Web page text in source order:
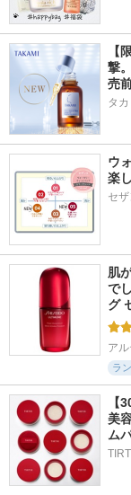
【
撃
売
タカ
ウ
楽
セザ
肌
で
グ
ア
ラ
【
美
ム